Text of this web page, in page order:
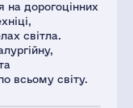
на дорогоцінних
світла.
всьому світу.